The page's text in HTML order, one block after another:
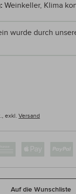
Weinkeller, Klima
wurde durch
exkl. Versand
Auf die Wunschliste